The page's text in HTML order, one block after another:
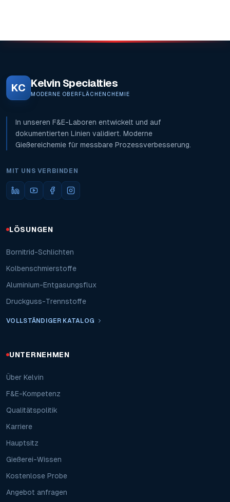
KC Kelvin Specialties
MODERNE OBERFLÄCHENCHEMIE
In unseren F&E-Laboren entwickelt und auf
dokumentierten Linien validiert. Moderne
Gießereichemie für messbare Prozessverbesserung.
MIT UNS VERBINDEN
LÖSUNGEN
Bornitrid-Schlichten
Kolbenschmierstoffe
Aluminium-Entgasungsflux
Druckguss-Trennstoffe
VOLLSTÄNDIGER KATALOG
UNTERNEHMEN
Über Kelvin
F&E-Kompetenz
Qualitätspolitik
Karriere
Hauptsitz
Gießerei-Wissen
Kostenlose Probe
Angebot anfragen